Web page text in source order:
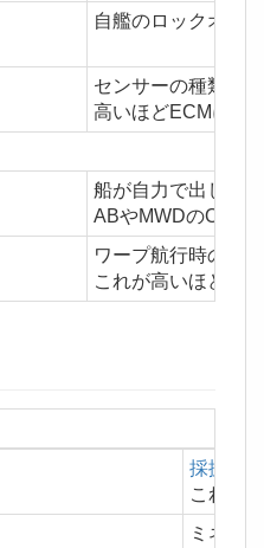
自艦のロックオン
センサーの種類及び
高いほどECMにか
船が自力で出しう
ABやMWDのON/
ワープ航行時の速
これが高いほど、
採掘艦
これを
ミネラ